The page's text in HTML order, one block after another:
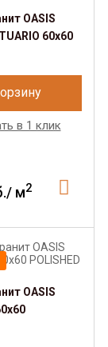
OASIS
60x60
в 1 клик
м2
OASIS